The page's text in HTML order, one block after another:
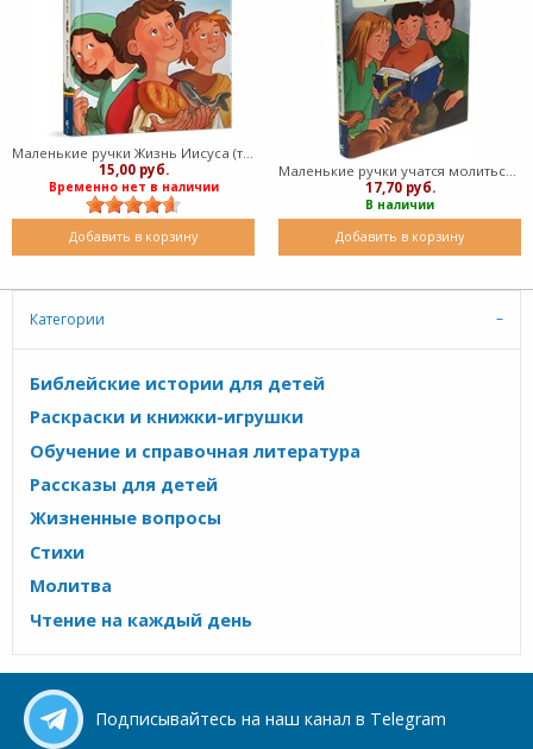
Маленькие ручки Жизнь Иисуса (твердый)
15,00 руб.
Временно нет в наличии
Добавить в корзину
17,70 руб.
В наличии
Добавить в корзину
Категории
Библейские истории для детей
Раскраски и книжки-игрушки
Обучение и справочная литература
Рассказы для детей
Жизненные вопросы
Стихи
Молитва
Чтение на каждый день
Подписывайтесь на наш канал в Telegram